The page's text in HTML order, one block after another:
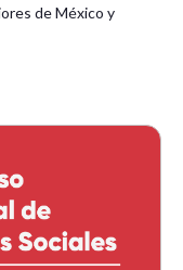
de México y